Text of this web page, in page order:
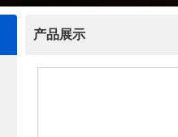
产品展示